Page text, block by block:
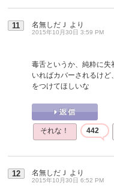
11 名無しだＪ より
2015年10月30日 3:59 PM
毒舌というか、純粋に
いればカバーされるけ
をつけてほしいな
それな！ 442
12 名無しだＪ より
2015年10月30日 6:52 PM